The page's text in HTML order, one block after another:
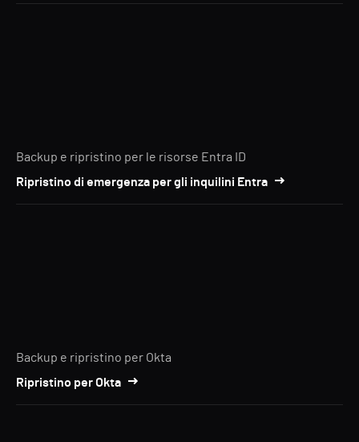
Backup e ripristino per le risorse Entra ID
Ripristino di emergenza per gli inquilini Entra
Backup e ripristino per Okta
Ripristino per Okta